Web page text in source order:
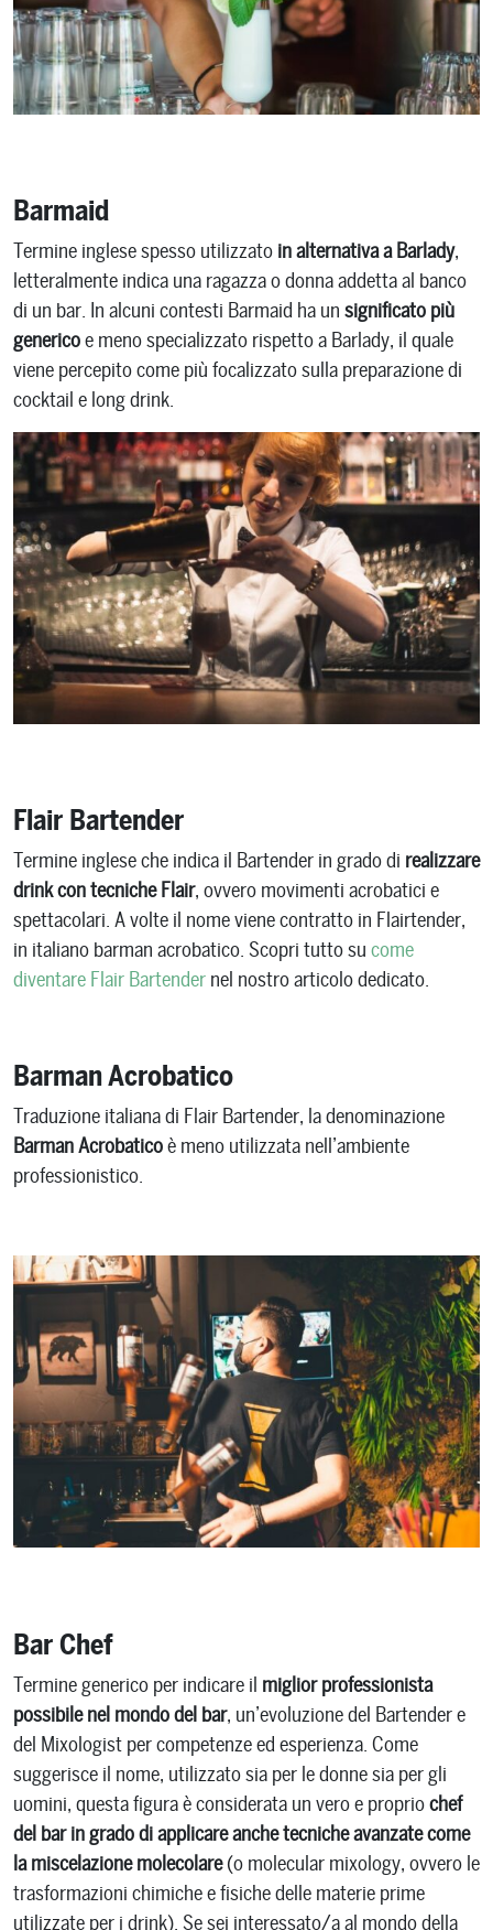
Barmaid
Termine inglese spesso utilizzato in alternativa a Barlady,
letteralmente indica una ragazza o donna addetta al banco
di un bar. In alcuni contesti Barmaid ha un significato più
genericoe meno specializzato rispetto a Barlady, il quale
viene percepito come più focalizzato sulla preparazione di
cocktail e long drink.
Flair Bartender
Termine inglese che indica il Bartender in grado di realizzare
drink con tecniche Flair, ovvero movimenti acrobatici e
spettacolari. A volte il nome viene contratto in Flairtender,
in italiano barman acrobatico. Scopri tutto su come
diventare Flair Bartender nel nostro articolo dedicato.
Barman Acrobatico
Traduzione italiana di Flair Bartender, la denominazione
Barman Acrobaticoè meno utilizzata nell’ambiente
professionistico.
Bar Chef
Termine generico per indicare il miglior professionista
possibile nel mondo del bar, un’evoluzione del Bartender e
del Mixologist per competenze ed esperienza. Come
suggerisce il nome, utilizzato sia per le donne sia per gli
uomini, questa figura è considerata un vero e propriochef
del bar in grado di applicare anche tecniche avanzate come
la miscelazione molecolare(o molecular mixology, ovvero le
trasformazioni chimiche e fisiche delle materie prime
utilizzate per i drink). Se sei interessato/a al mondo della